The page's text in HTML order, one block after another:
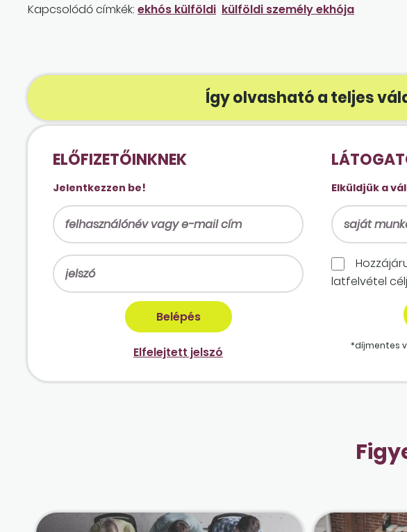
Kapcsolódó címkék: ekhós külföldi külföldi személy ekhója
Így olvasható a teljes
ELŐFIZETŐINKNEK
Jelentkezzen be!
Elfelejtett jelszó
Elküldjük a
lat­felvétel
*díjmentes